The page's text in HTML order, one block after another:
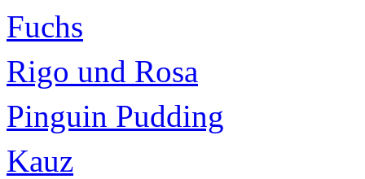
Fuchs
Rigo und Rosa
Pinguin Pudding
Kauz